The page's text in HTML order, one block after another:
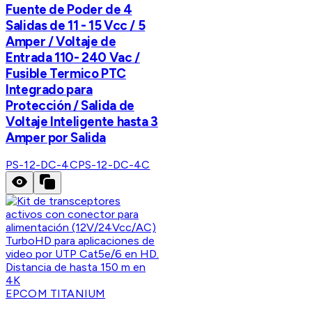
Fuente de Poder de 4
Salidas de 11 - 15 Vcc / 5
Amper / Voltaje de
Entrada 110- 240 Vac /
Fusible Termico PTC
Integrado para
Protección / Salida de
Voltaje Inteligente hasta 3
Amper por Salida
PS-12-DC-4CPS-12-DC-4C
EPCOM TITANIUM